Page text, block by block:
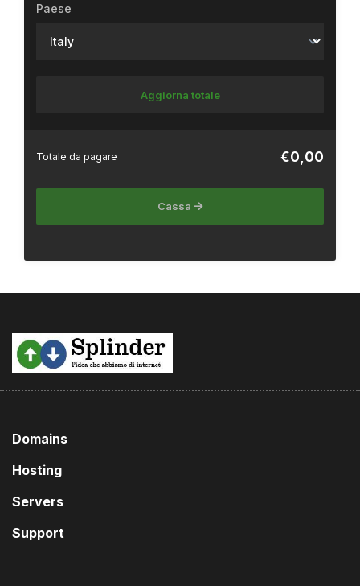
Paese
Aggiorna totale
€0,00
Totale da pagare
Cassa
Domains
Hosting
Servers
Support